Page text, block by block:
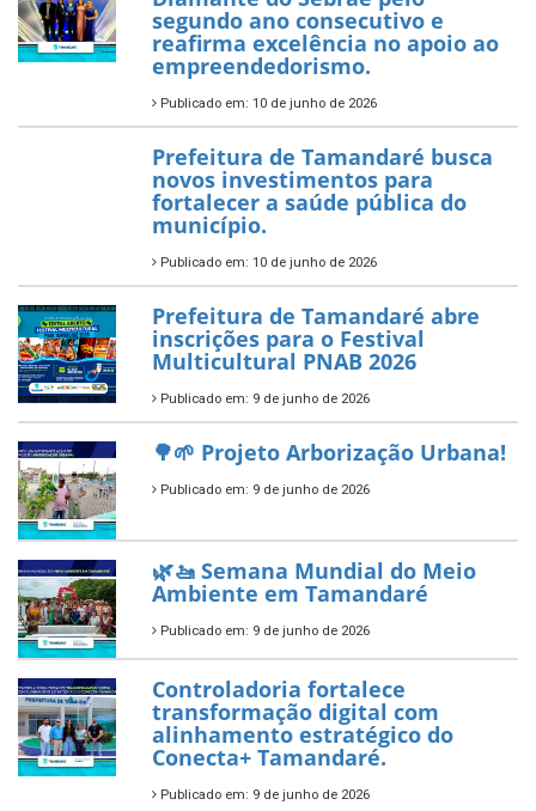
para os estudantes
7 de novembro de 2025
Política Nacional Aldir Blanc
— Tamandaré tem Plano de
Aplicação de Recursos (PAR)
habilitado
7 de novembro de 2025
ÚLTIMAS NOTÍCIAS
Tamandaré conquista Selo
Diamante do Sebrae pelo
segundo ano consecutivo e
reafirma excelência no apoio ao
empreendedorismo.
Publicado em: 10 de junho de 2026
novos investimentos para
fortalecer a saúde pública do
município.
Publicado em: 10 de junho de 2026
Prefeitura de Tamandaré abre
inscrições para o Festival
Multicultural PNAB 2026
Publicado em: 9 de junho de 2026